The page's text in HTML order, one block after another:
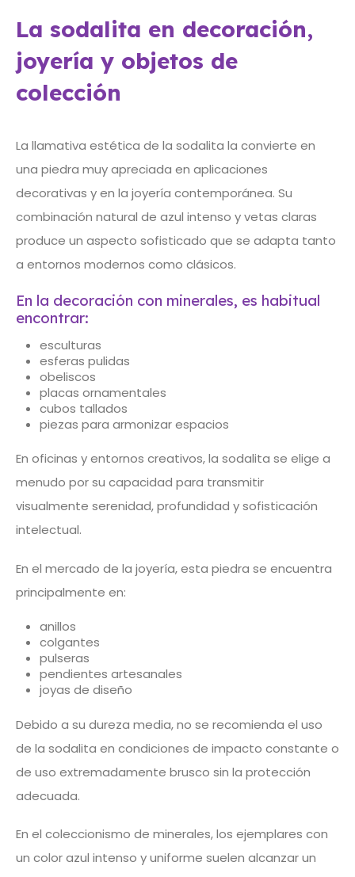
La sodalita en decoración,
joyería y objetos de
colección
La llamativa estética de la sodalita la convierte en
una piedra muy apreciada en aplicaciones
decorativas y en la joyería contemporánea. Su
combinación natural de azul intenso y vetas claras
produce un aspecto sofisticado que se adapta tanto
a entornos modernos como clásicos.
En la decoración con minerales, es habitual
encontrar:
esculturas
esferas pulidas
obeliscos
placas ornamentales
cubos tallados
piezas para armonizar espacios
En oficinas y entornos creativos, la sodalita se elige a
menudo por su capacidad para transmitir
visualmente serenidad, profundidad y sofisticación
intelectual.
En el mercado de la joyería, esta piedra se encuentra
principalmente en:
anillos
colgantes
pulseras
pendientes artesanales
joyas de diseño
Debido a su dureza media, no se recomienda el uso
de la sodalita en condiciones de impacto constante o
de uso extremadamente brusco sin la protección
adecuada.
En el coleccionismo de minerales, los ejemplares con
un color azul intenso y uniforme suelen alcanzar un